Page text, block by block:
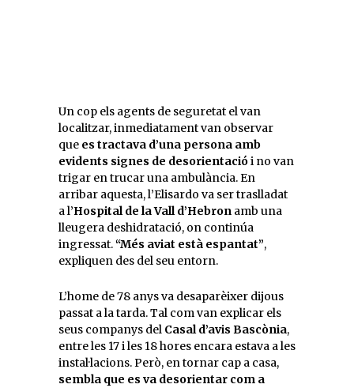
Un cop els agents de seguretat el van
localitzar, inmediatament van observar
que es tractava d’una persona amb
evidents signes de desorientaciói no van
trigar en trucar una ambulància. En
arribar aquesta, l’Elisardo va ser traslladat
a l’Hospital de la Vall d’Hebron amb una
lleugera deshidratació, on continúa
ingressat.“Més aviat està espantat”,
expliquen des del seu entorn.
L’home de 78 anys va desaparèixer dijous
passat a la tarda. Tal com van explicar els
seus companys del Casal d’avis Bascònia,
entre les 17 i les 18 hores encara estava a les
instal·lacions. Però, en tornar cap a casa,
sembla que es va desorientar com a